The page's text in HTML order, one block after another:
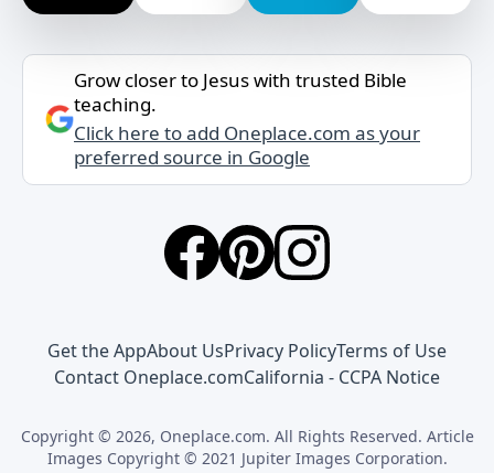
Grow closer to Jesus with trusted Bible
teaching.
Click here to add Oneplace.com as your
preferred source in Google
Get the AppAbout UsPrivacy PolicyTerms of Use
Contact Oneplace.comCalifornia - CCPA Notice
Copyright © 2026, Oneplace.com. All Rights Reserved. Article
Images Copyright © 2021 Jupiter Images Corporation.